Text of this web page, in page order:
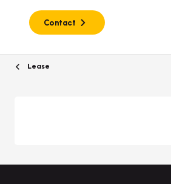
Contact
Lease